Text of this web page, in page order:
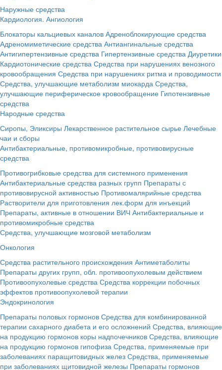
Наружные средства
Кардиология. Ангиология
Блокаторы кальциевых каналов Адреноблокирующие средства
Адреномиметические средства Антиангинальные средства
Антигипертензивные средства Гипертензивные средства Диуретики
Кардиотонические средства Средства при нарушениях венозного
кровообращения Средства при нарушениях ритма и проводимости
Средства, улучшающие метаболизм миокарда Средства,
улучшающие периферическое кровообращение Гипотензивные
средства
Народные средства
Сиропы, Эликсиры Лекарственное растительное сырье Лечебные
чаи и сборы
Антибактериальные, противомикробные, противовирусные
средства
Противогрибковые средства для системного применения
Антибактериальные средства разных групп Препараты с
противовирусной активностью Противомалярийные средства
Растворители для приготовления лек.форм для инъекций
Препараты, активные в отношении ВИЧ Антибактериальные и
противомикробные средства
Средства, улучшающие мозговой метаболизм
Онкология
Средства растительного происхождения Антиметаболиты
Препараты других групп, обл. противоопухолевым действием
Противоопухолевые средства Средства коррекции побочных
эффектов противоопухолевой терапии
Эндокринология
Препараты половых гормонов Средства для комбинированной
терапии сахарного диабета и его осложнений Средства, влияющие
на продукцию гормонов коры надпочечников Средства, влияющие
на продукцию гормонов гипофиза Средства, применяемые при
заболеваниях паращитовидных желез Средства, применяемые
при заболеваниях щитовидной железы Препараты гормонов